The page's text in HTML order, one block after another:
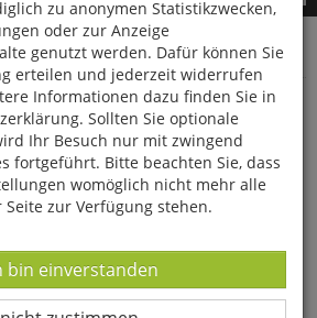
Geschichte Zeitgeschichte
aus Russland?
zu anonymen Statistikzwecken,
oder zur Anzeige
genutzt werden. Dafür können Sie
erteilen und jederzeit widerrufen
Informationen dazu finden Sie in
Sollten Sie optionale
Ihr Besuch nur mit zwingend
fortgeführt. Bitte beachten Sie, dass
womöglich nicht mehr alle
zur Verfügung stehen.
-
bin einverstanden